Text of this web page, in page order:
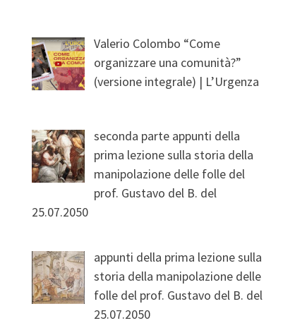
Valerio Colombo “Come
organizzare una comunità?”
(versione integrale) | L’Urgenza
seconda parte appunti della
prima lezione sulla storia della
manipolazione delle folle del
prof. Gustavo del B. del
25.07.2050
appunti della prima lezione sulla
storia della manipolazione delle
folle del prof. Gustavo del B. del
25.07.2050